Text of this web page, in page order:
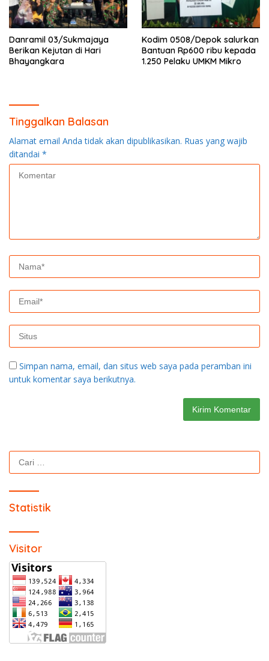
Danramil 03/Sukmajaya
Berikan Kejutan di Hari
Bhayangkara
Kodim 0508/Depok salurkan
Bantuan Rp600 ribu kepada
1.250 Pelaku UMKM Mikro
Tinggalkan Balasan
Alamat email Anda tidak akan dipublikasikan. Ruas yang wajib
ditandai *
Simpan nama, email, dan situs web saya pada peramban ini
untuk komentar saya berikutnya.
Cari
untuk:
Statistik
Visitor